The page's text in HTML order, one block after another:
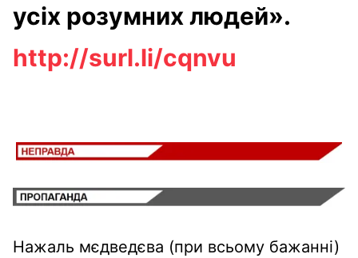
усіх розумних людей».
http://surl.li/cqnvu
Нажаль мєдведєва (при всьому бажанні)